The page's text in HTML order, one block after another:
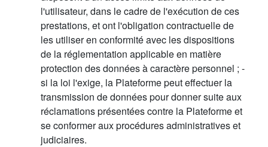
l'utilisateur, dans le cadre de l'exécution de ces
prestations, et ont l'obligation contractuelle de
les utiliser en conformité avec les dispositions
de la réglementation applicable en matière
protection des données à caractère personnel ; -
si la loi l'exige, la Plateforme peut effectuer la
transmission de données pour donner suite aux
réclamations présentées contre la Plateforme et
se conformer aux procédures administratives et
judiciaires.